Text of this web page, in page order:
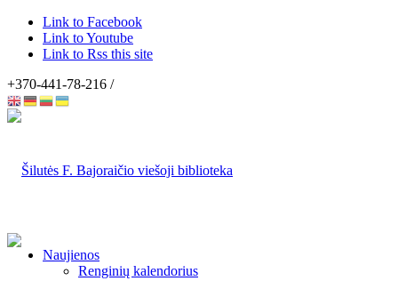
Link to Facebook
Link to Youtube
Link to Rss this site
+370-441-78-216 /
Naujienos
Renginių kalendorius